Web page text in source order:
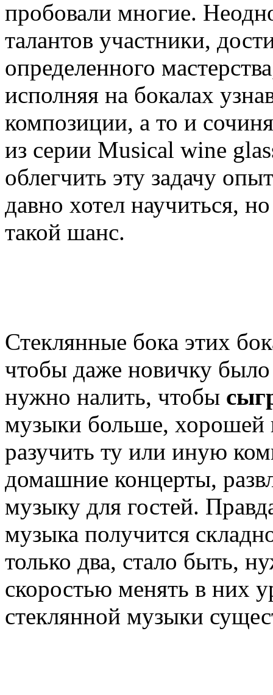
пробовали многие.
талантов участники,
определенного
исполняя на бокалах
композиции, а то и
из серии Musical wine
облегчить эту задачу
давно хотел научиться,
такой шанс.
Стеклянные бока этих
чтобы даже новичку
нужно налить, чтобы
музыки больше, хорошей
разучить ту или иную
домашние концерты,
музыку для гостей.
музыка получится
только два, стало быть,
скоростью менять в них
стеклянной музыки